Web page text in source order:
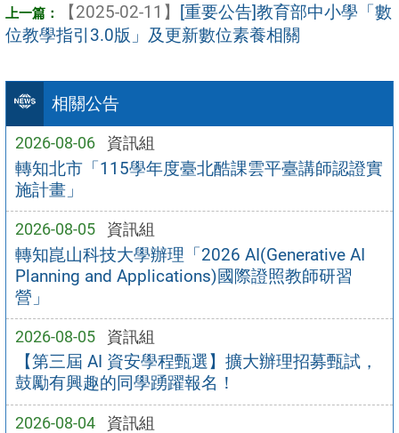
相關公告
2026-08-06 資訊組
轉知北市「115學年度臺北酷課雲平臺講師認證實
施計畫」
2026-08-05 資訊組
轉知崑山科技大學辦理「2026 AI(Generative AI
Planning and Applications)國際證照教師研習
營」
2026-08-05 資訊組
【第三屆 AI 資安學程甄選】擴大辦理招募甄試，
鼓勵有興趣的同學踴躍報名！
2026-08-04 資訊組
【2025-02-11】
[重要公告]教育部中小學「數
位教學指引3.0版」及更新數位素養相關